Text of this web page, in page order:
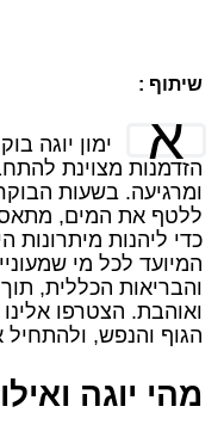
שיתוף :
א
ימון יוגה
הזדמנות מצוינת
ומרגיעה. בשעות
ללטף את המים,
כדי ליהנות מיתרונות
המיועד לכל מי
והבריאות הכללית,
ואוהבת. הצטרפו
הגוף והנפש,
מהי יוגה